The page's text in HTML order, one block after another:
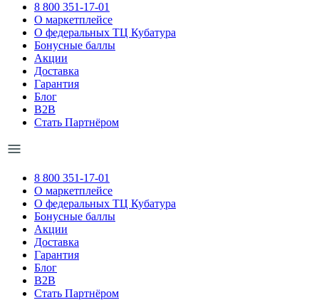
8 800 351-17-01
О маркетплейсе
О федеральных ТЦ Кубатура
Бонусные баллы
Акции
Доставка
Гарантия
Блог
B2B
Стать Партнёром
8 800 351-17-01
О маркетплейсе
О федеральных ТЦ Кубатура
Бонусные баллы
Акции
Доставка
Гарантия
Блог
B2B
Стать Партнёром